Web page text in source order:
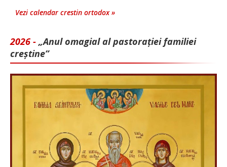
Vezi calendar crestin ortodox »
2026 - „Anul omagial al pastorației familiei
creștine”